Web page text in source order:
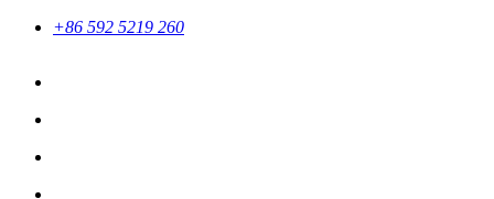
+86 592 5219 260